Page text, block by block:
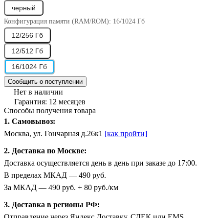
черный
Конфигурация памяти (RAM/ROM): 16/1024 Гб
12/256 Гб
12/512 Гб
16/1024 Гб
Сообщить о поступлении
Нет в наличии
Гарантия: 12 месяцев
Способы получения товара
1. Самовывоз:
Москва, ул. Гончарная д.26к1 [как пройти]
2. Доставка по Москве:
Доставка осуществляется день в день при заказе до 17:00.
В пределах МКАД — 490 руб.
За МКАД — 490 руб. + 80 руб./км
3. Доставка в регионы РФ: